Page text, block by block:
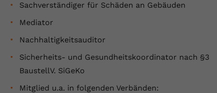
Sachverständiger für Schäden an Gebäuden
Mediator
Nachhaltigkeitsauditor
Sicherheits- und Gesundheitskoordinator nach §3
BaustellV. SiGeKo
Mitglied u.a. in folgenden Verbänden:
registriert anonyme statistische Daten.
Name yt-remote-device-id
Anbieter Youtube.com